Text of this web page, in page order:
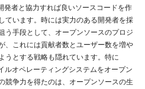
発者と協力すれば良いソースコードを作
ています。時には実力のある開発者を採
う手段として、オープンソースのプロジ
、これには貢献者数とユーザー数を増や
うとする戦略も隠れています。特に
オペレーティングシステムをオープン
競争力を得たのは、オープンソースの生